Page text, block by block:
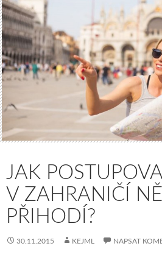
JAK
V ZAHRANIČÍ
PŘIHODÍ?
30.11.2015 KEJML NAPSAT